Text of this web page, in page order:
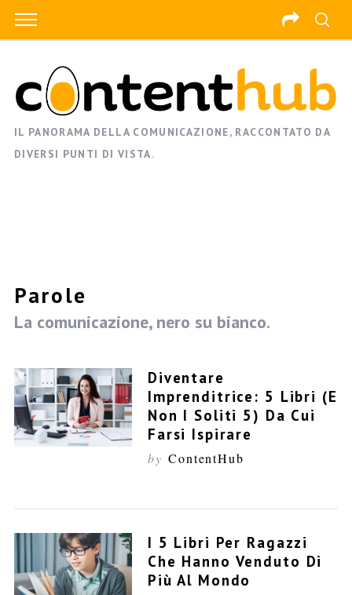
IL PANORAMA DELLA COMUNICAZIONE, RACCONTATO DA
DIVERSI PUNTI DI VISTA.
Parole
La comunicazione, nero su bianco.
Diventare
Imprenditrice: 5 Libri (E
Non I Soliti 5) Da Cui
Farsi Ispirare
by ContentHub
I 5 Libri Per Ragazzi
Che Hanno Venduto Di
Più Al Mondo